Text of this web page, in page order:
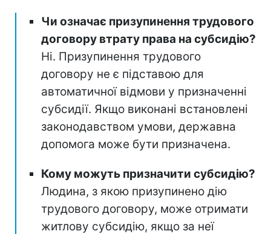
Чи означає призупинення трудового
договору втрату права на субсидію?
Ні. Призупинення трудового
договору не є підставою для
автоматичної відмови у призначенні
субсидії. Якщо виконані встановлені
законодавством умови, державна
допомога може бути призначена.
Кому можуть призначити субсидію?
Людина, з якою призупинено дію
трудового договору, може отримати
житлову субсидію, якщо за неї